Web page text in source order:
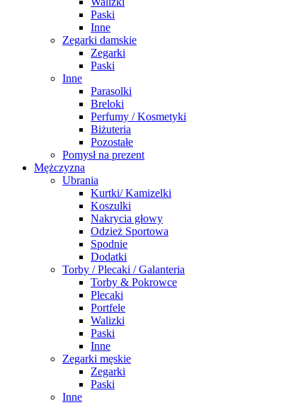
Paski
Inne
Zegarki damskie
Zegarki
Paski
Inne
Parasolki
Breloki
Perfumy / Kosmetyki
Biżuteria
Pozostałe
Pomysł na prezent
Mężczyzna
Ubrania
Kurtki/ Kamizelki
Koszulki
Nakrycia głowy
Odzież Sportowa
Spodnie
Dodatki
Torby / Plecaki / Galanteria
Torby & Pokrowce
Plecaki
Portfele
Walizki
Paski
Inne
Zegarki męskie
Zegarki
Paski
Inne